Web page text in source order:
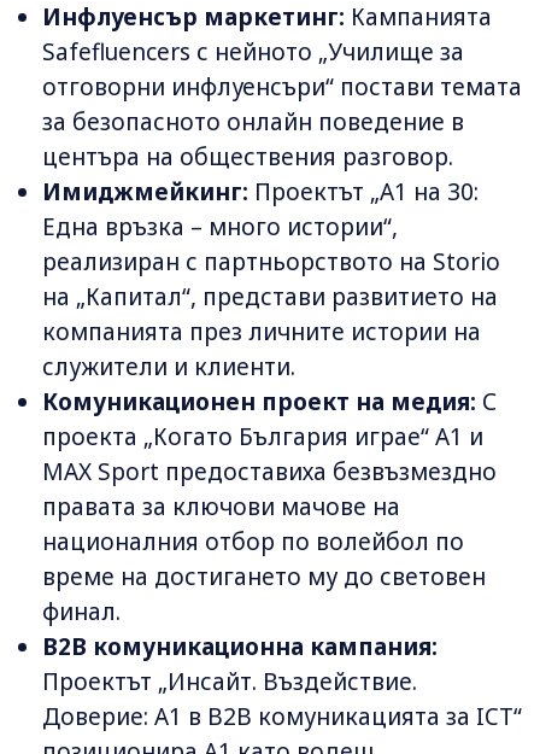
Инфлуенсър маркетинг: Кампанията
Safefluencers с нейното „Училище за
отговорни инфлуенсъри“ постави темата
за безопасното онлайн поведение в
центъра на обществения разговор.
Имиджмейкинг: Проектът „А1 на 30:
Една връзка – много истории“,
реализиран с партньорството на Storio
на „Капитал“, представи развитието на
компанията през личните истории на
служители и клиенти.
Комуникационен проект на медия: С
проекта „Когато България играе“ A1 и
MAX Sport предоставиха безвъзмездно
правата за ключови мачове на
националния отбор по волейбол по
време на достигането му до световен
финал.
B2B комуникационна кампания:
Проектът „Инсайт. Въздействие.
Доверие: А1 в B2B комуникацията за ICT“